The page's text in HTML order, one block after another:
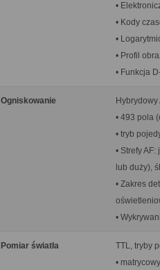
•
• Kody
•
• Profil
• Funkcja
Ogniskowanie
• 493 pola
• tryb
• Strefy
lub duży),
• Zakres
•
Pomiar światła
TTL, tryby
• matrycowy